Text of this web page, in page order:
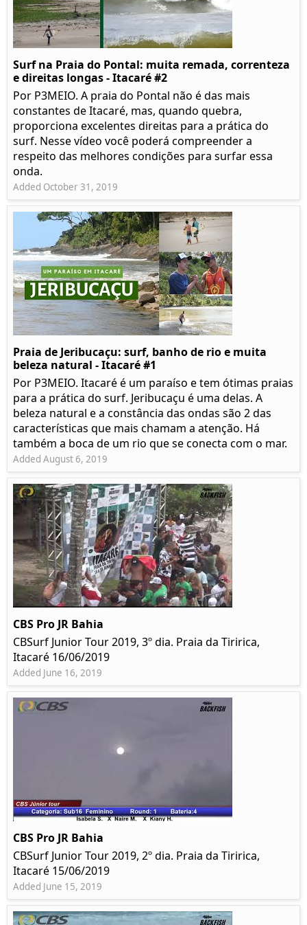
Surf na Praia do Pontal: muita remada, correnteza
e direitas longas - Itacaré #2
Por P3MEIO. A praia do Pontal não é das mais
constantes de Itacaré, mas, quando quebra,
proporciona excelentes direitas para a prática do
surf. Nesse vídeo você poderá compreender a
respeito das melhores condições para surfar essa
onda.
Added October 31, 2019
Praia de Jeribucaçu: surf, banho de rio e muita
beleza natural - Itacaré #1
Por P3MEIO. Itacaré é um paraíso e tem ótimas praias
para a prática do surf. Jeribucaçu é uma delas. A
beleza natural e a constância das ondas são 2 das
características que mais chamam a atenção. Há
também a boca de um rio que se conecta com o mar.
Added August 6, 2019
CBS Pro JR Bahia
CBSurf Junior Tour 2019, 3º dia. Praia da Tiririca,
Itacaré 16/06/2019
Added June 16, 2019
CBS Pro JR Bahia
CBSurf Junior Tour 2019, 2º dia. Praia da Tiririca,
Itacaré 15/06/2019
Added June 15, 2019